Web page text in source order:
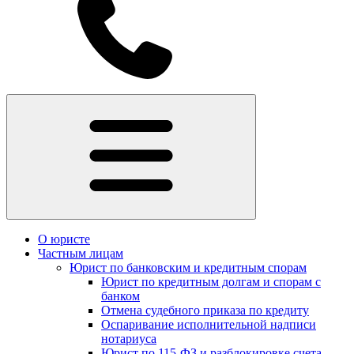
О юристе
Частным лицам
Юрист по банковским и кредитным спорам
Юрист по кредитным долгам и спорам с
банком
Отмена судебного приказа по кредиту
Оспаривание исполнительной надписи
нотариуса